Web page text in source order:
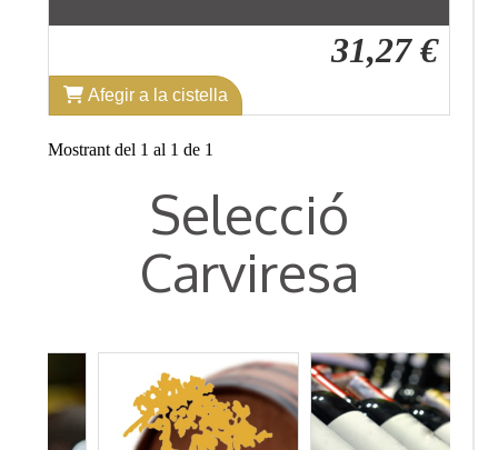
31,27 €
Afegir a la cistella
Mostrant del 1 al 1 de 1
Selecció
Carviresa